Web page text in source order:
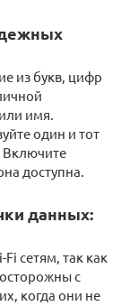
из букв, цифр
имя.
один и тот
Включите
доступна.
данных:
сетям, так как
с
когда они не